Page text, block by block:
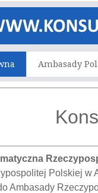
Ambasady
Polskiej w
Ambasady